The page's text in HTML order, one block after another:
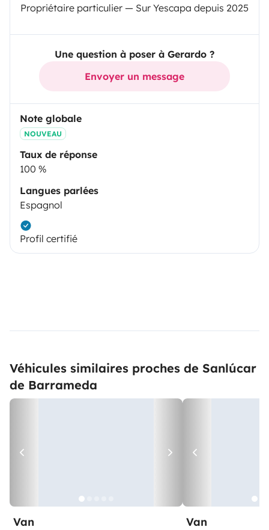
Propriétaire particulier — Sur Yescapa depuis 2025
Une question à poser à Gerardo ?
Envoyer un message
Note globale
NOUVEAU
Taux de réponse
100 %
Langues parlées
Espagnol
Profil certifié
Véhicules similaires proches de Sanlúcar
de Barrameda
Van Van